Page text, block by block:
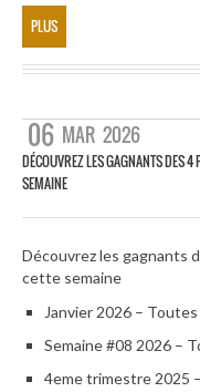
PLUS
06 MAR 2026
DÉCOUVREZ LES GAGNANTS DES 4
SEMAINE
Découvrez les gagnants
cette semaine
Janvier 2026 –
Semaine #08 2026 –
4eme trimestre 2025